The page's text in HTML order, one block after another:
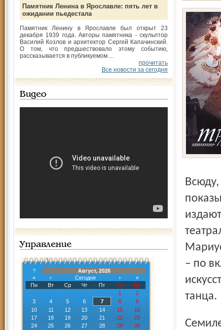
Памятник Ленина в Ярославле: пять лет в
ожидании пьедестала
Памятник Ленину в Ярославле был открыт 23
декабря 1939 года. Авторы памятника - скульптор
Василий Козлов и архитектор Сергей Капачинский.
О том, что предшествовало этому событию,
рассказывается в публикуемом ...
прочитать
Все новости за сегодня
Видео
Управление
?
Август, 2026
«
‹ Сегодня ›
»
Пн
Вт Ср Чт Пт Сб
Вс
1
2
3
4 5 6 7 8
9
10
11 12 13 14 15
16
17
18 19 20 21 22
23
24
25 26 27 28 29
30
Всюду, где сегодня есть балетные театры и школы, где
– по
танца.
Семилетним мальчиком начал осваивать тайны